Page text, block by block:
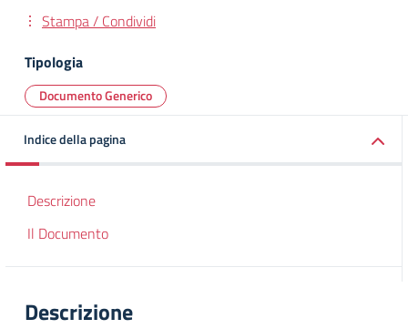
Stampa / Condividi
Tipologia
Documento Generico
Indice della pagina
Descrizione
Il Documento
Descrizione